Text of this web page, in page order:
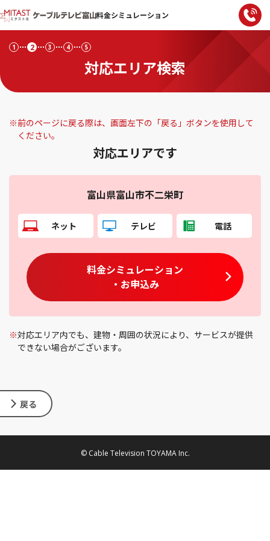
料金シミュレーション
対応エリア検索
1 2 3 4 5
※前のページに戻る際は、画面左下の「戻る」ボタンを使用して
ください。
対応エリアです
富山県富山市不二栄町
ネット テレビ 電話
料金シミュレーション
・お申込み
※対応エリア内でも、建物・周囲の状況により、サービスが提供
できない場合がございます。
戻る
© Cable Television TOYAMA Inc.